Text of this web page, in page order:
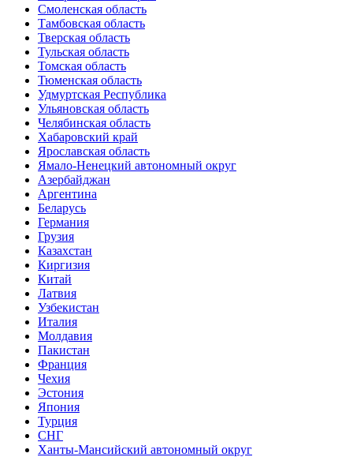
Смоленская область
Тамбовская область
Тверская область
Тульская область
Томская область
Тюменская область
Удмуртская Республика
Ульяновская область
Челябинская область
Хабаровский край
Ярославская область
Ямало-Ненецкий автономный округ
Азербайджан
Аргентина
Беларусь
Германия
Грузия
Казахстан
Киргизия
Китай
Латвия
Узбекистан
Италия
Молдавия
Пакистан
Франция
Чехия
Эстония
Япония
Турция
СНГ
Ханты-Мансийский автономный округ